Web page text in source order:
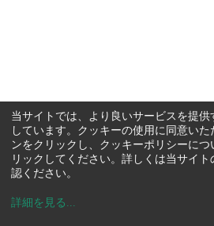
当サイトでは、より良いサービスを提
しています。クッキーの使用に同意い
ンをクリックし、クッキーポリシーに
リックしてください。詳しくは当サイト
認ください。
詳細を見る ...